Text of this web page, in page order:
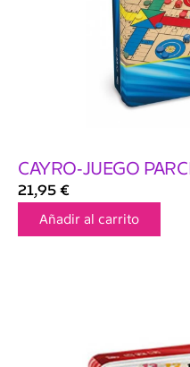
CAYRO-JUEGO
21,95 €
Añadir al carrito